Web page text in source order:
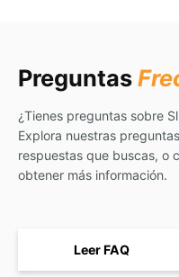
Preguntas
¿Tienes preguntas sobre
Explora nuestras
respuestas que buscas, o
obtener más información.
Leer FAQ